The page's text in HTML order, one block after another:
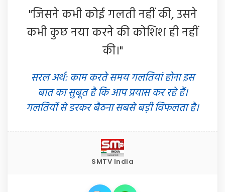
"जिसने कभी कोई गलती नहीं की, उसने
कभी कुछ नया करने की कोशिश ही नहीं
की।"
सरल अर्थ: काम करते समय गलतियां होना इस
बात का सुबूत है कि आप प्रयास कर रहे हैं।
गलतियों से डरकर बैठना सबसे बड़ी विफलता है।
SMTV India